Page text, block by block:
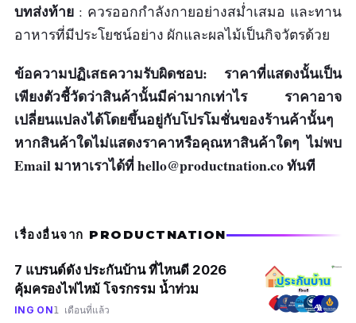
ข้อเสีย
ราคาแพง
บทส่งท้าย : ควรออกกำลังกายอย่างสม่ำเสมอ และทาน
อาหารที่มีประโยชน์อย่าง ผักและผลไม้เป็นกิจวัตรด้วย
ข้อความปฏิเสธความรับผิดชอบ: ราคาที่แสดงนั้นเป็น
เพียงตัวชี้วัดว่าสินค้านั้นมีค่ามากเท่าไร ราคาอาจ
เปลี่ยนแปลงได้โดยขึ้นอยู่กับโปรโมชั่นของร้านค้านั้นๆ
หากสินค้าใดไม่แสดงราคาหรือคุณหาสินค้าใดๆ ไม่พบ
Email มาหาเราได้ที่hello@productnation.coทันที
เรื่องอื่นจาก PRODUCTNATION
7 แบรนด์ดัง ประกันบ้าน ที่ไหนดี 2026
คุ้มครองไฟไหม้ โจรกรรม น้ำท่วม
ING ON1 เดือนที่แล้ว